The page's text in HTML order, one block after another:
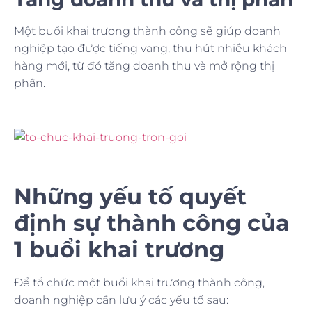
Một buổi khai trương thành công sẽ giúp doanh
nghiệp tạo được tiếng vang, thu hút nhiều khách
hàng mới, từ đó tăng doanh thu và mở rộng thị
phần.
Những yếu tố quyết
định sự thành công của
1 buổi khai trương
Để tổ chức một buổi khai trương thành công,
doanh nghiệp cần lưu ý các yếu tố sau: